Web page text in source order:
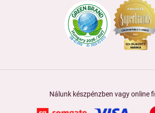
Nálunk készpénzben vagy online